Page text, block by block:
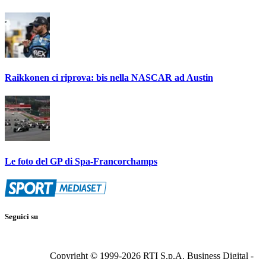
Raikkonen ci riprova: bis nella NASCAR ad Austin
Le foto del GP di Spa-Francorchamps
Seguici su
Copyright © 1999-2026 RTI S.p.A. Business Digital -